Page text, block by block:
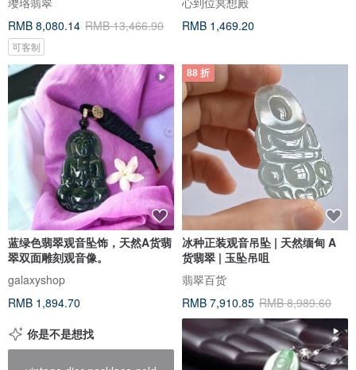
RMB 8,080.14 RMB 13,466.90
可客制
RMB 1,469.20
蓝绿色翡翠观音坠饰，天然A货翡
翠双面雕刻观音像。
galaxyshop
RMB 1,894.70
88 折
冰种正装观音吊坠 | 天然缅甸 A
货翡翠 | 玉坠吊咀
翡翠百货
RMB 7,910.85 RMB 8,989.60
你是不是想找